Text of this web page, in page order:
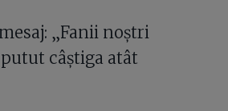
„Fanii noștri
câștiga atât